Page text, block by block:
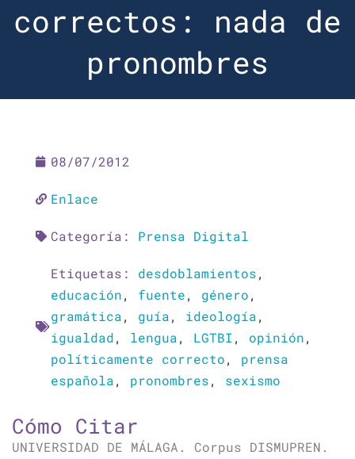
correctos: nada de
pronombres
08/07/2012
Enlace
Categoría: Prensa Digital
Etiquetas: desdoblamientos,
educación, fuente, género,
gramática, guía, ideología,
igualdad, lengua, LGTBI, opinión,
políticamente correcto, prensa
española, pronombres, sexismo
Cómo Citar
UNIVERSIDAD DE MÁLAGA. Corpus DISMUPREN.